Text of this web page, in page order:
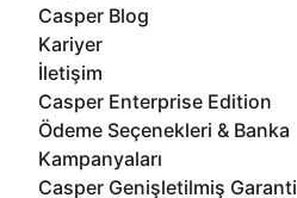
Casper Blog
Kariyer
İletişim
Casper Enterprise Edition
Ödeme Seçenekleri & Banka
Kampanyaları
Casper Genişletilmiş Garanti